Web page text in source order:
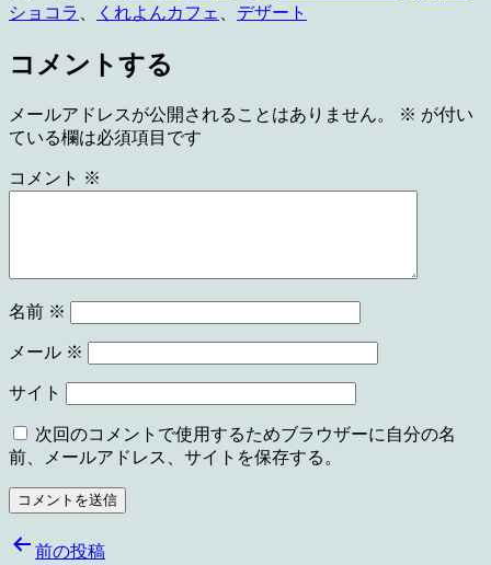
ショコラ
くれよんカフェ デザート
コメントする
メールアドレスが公開されることはありません。 ※ が付い
ている欄は必須項目です
コメント ※
名前 ※
メール ※
サイト
次回のコメントで使用するためブラウザーに自分の名
前、メールアドレス、サイトを保存する。
投 前の投稿